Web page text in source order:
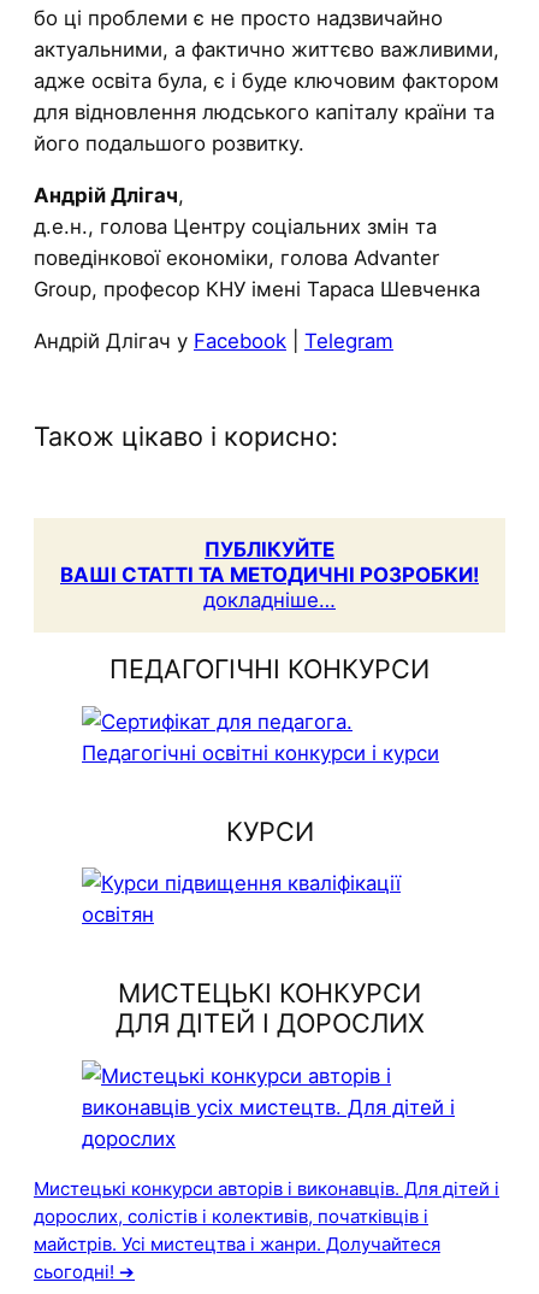
бо ці проблеми є не просто надзвичайно
актуальними, а фактично життєво важливими,
адже освіта була, є і буде ключовим фактором
для відновлення людського капіталу країни та
його подальшого розвитку.
Андрій Длігач,
д.е.н., голова Центру соціальних змін та
поведінкової економіки, голова Advanter
Group, професор КНУ імені Тараса Шевченка
Андрій Длігач у Facebook Telegram
Також цікаво і корисно:
ПУБЛІКУЙТЕ
ВАШІ СТАТТІ ТА МЕТОДИЧНІ РОЗРОБКИ!
докладніше…
ПЕДАГОГІЧНІ КОНКУРСИ
КУРСИ
МИСТЕЦЬКІ КОНКУРСИ
ДЛЯ ДІТЕЙ І ДОРОСЛИХ
Мистецькі конкурси авторів і виконавців. Для дітей і
дорослих, солістів і колективів, початківців і
майстрів. Усі мистецтва і жанри. Долучайтеся
сьогодні! ➔